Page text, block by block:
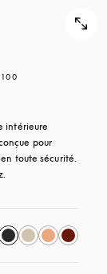
intérieure
pour
toute sécurité.